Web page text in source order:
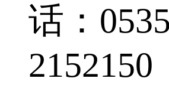
话：
2152150